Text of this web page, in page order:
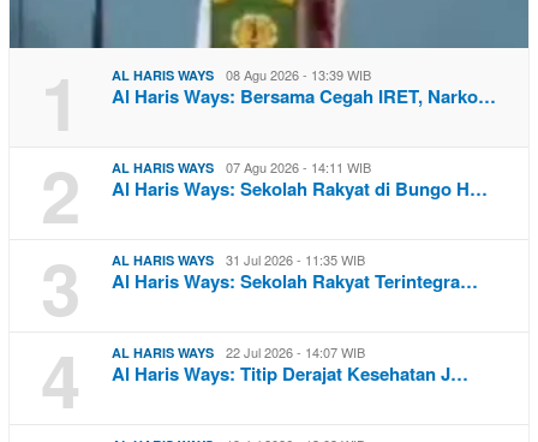
1 AL HARIS WAYS 08 Agu 2026 - 13:39 WIB
Al Haris Ways: Bersama Cegah IRET, Narko…
2 AL HARIS WAYS 07 Agu 2026 - 14:11 WIB
Al Haris Ways: Sekolah Rakyat di Bungo H…
3 AL HARIS WAYS 31 Jul 2026 - 11:35 WIB
Al Haris Ways: Sekolah Rakyat Terintegra…
4 AL HARIS WAYS 22 Jul 2026 - 14:07 WIB
Al Haris Ways: Titip Derajat Kesehatan J…